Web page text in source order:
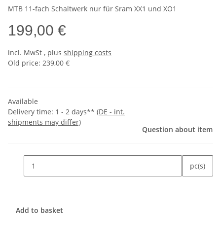
MTB 11-fach Schaltwerk nur für Sram XX1 und XO1
199,00 €
incl. MwSt , plus shipping costs
Old price: 239,00 €
Available
Delivery time: 1 - 2 days** (DE - int.
shipments may differ)
Question about item
pc(s)
Add to basket